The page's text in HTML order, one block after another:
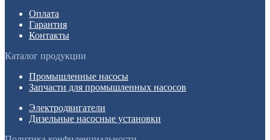
Оплата
Гарантия
Контакты
Каталог продукции
Промышленные насосы
Запчасти для промышленных насосов
Электродвигатели
Дизельные насосные установки